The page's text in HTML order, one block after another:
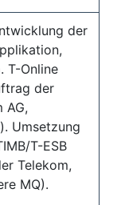
der
T-Online
der
AG,
Umsetzung
T-ESB
Telekom,
MQ).